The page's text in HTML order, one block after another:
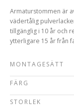
Armaturstommen är
vädertålig
tillgänglig i 10 år och
ytterligare 15 år från
MONTAGESÄTT
FÄRG
STORLEK